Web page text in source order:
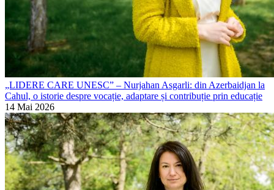
„LIDERE CARE UNESC” – Nurjahan Asgarli: din Azerbaidjan la
Cahul, o istorie despre vocație, adaptare și contribuție prin educație
14 Mai 2026